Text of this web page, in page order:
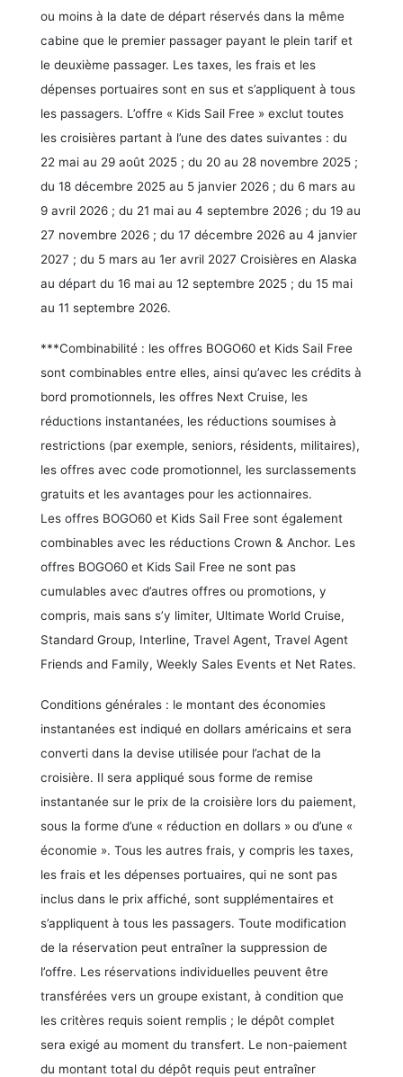
ou moins à la date de départ réservés dans la même
cabine que le premier passager payant le plein tarif et
le deuxième passager. Les taxes, les frais et les
dépenses portuaires sont en sus et s’appliquent à tous
les passagers. L’offre « Kids Sail Free » exclut toutes
les croisières partant à l’une des dates suivantes : du
22 mai au 29 août 2025 ; du 20 au 28 novembre 2025 ;
du 18 décembre 2025 au 5 janvier 2026 ; du 6 mars au
9 avril 2026 ; du 21 mai au 4 septembre 2026 ; du 19 au
27 novembre 2026 ; du 17 décembre 2026 au 4 janvier
2027 ; du 5 mars au 1er avril 2027 Croisières en Alaska
au départ du 16 mai au 12 septembre 2025 ; du 15 mai
au 11 septembre 2026.
***Combinabilité : les offres BOGO60 et Kids Sail Free
sont combinables entre elles, ainsi qu’avec les crédits à
bord promotionnels, les offres Next Cruise, les
réductions instantanées, les réductions soumises à
restrictions (par exemple, seniors, résidents, militaires),
les offres avec code promotionnel, les surclassements
gratuits et les avantages pour les actionnaires.
Les offres BOGO60 et Kids Sail Free sont également
combinables avec les réductions Crown & Anchor. Les
offres BOGO60 et Kids Sail Free ne sont pas
cumulables avec d’autres offres ou promotions, y
compris, mais sans s’y limiter, Ultimate World Cruise,
Standard Group, Interline, Travel Agent, Travel Agent
Friends and Family, Weekly Sales Events et Net Rates.
Conditions générales : le montant des économies
instantanées est indiqué en dollars américains et sera
converti dans la devise utilisée pour l’achat de la
croisière. Il sera appliqué sous forme de remise
instantanée sur le prix de la croisière lors du paiement,
sous la forme d’une « réduction en dollars » ou d’une «
économie ». Tous les autres frais, y compris les taxes,
les frais et les dépenses portuaires, qui ne sont pas
inclus dans le prix affiché, sont supplémentaires et
s’appliquent à tous les passagers. Toute modification
de la réservation peut entraîner la suppression de
l’offre. Les réservations individuelles peuvent être
transférées vers un groupe existant, à condition que
les critères requis soient remplis ; le dépôt complet
sera exigé au moment du transfert. Le non-paiement
du montant total du dépôt requis peut entraîner